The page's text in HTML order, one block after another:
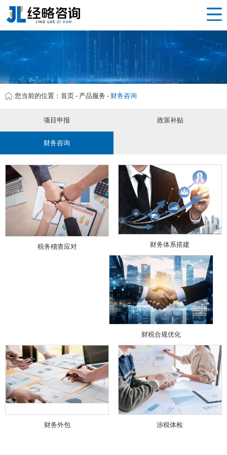
网站首页
渭南 项目申报
产品服务
经略资讯
服务流程
您当前的位置： 首页 - 产品服务 - 财务咨询
项目申报 政策补贴
财务咨询
税务稽查应对 财务体系搭建
财税合规优化
涉税体检
财务外包